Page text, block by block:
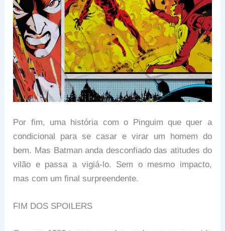
Por fim, uma história com o Pinguim que quer a
condicional para se casar e virar um homem do
bem. Mas Batman anda desconfiado das atitudes do
vilão e passa a vigiá-lo. Sem o mesmo impacto,
mas com um final surpreendente.
FIM DOS SPOILERS